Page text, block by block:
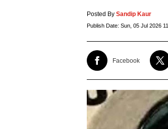
Posted By Sandip Kaur
Publish Date: Sun, 05 Jul 2026
Facebook